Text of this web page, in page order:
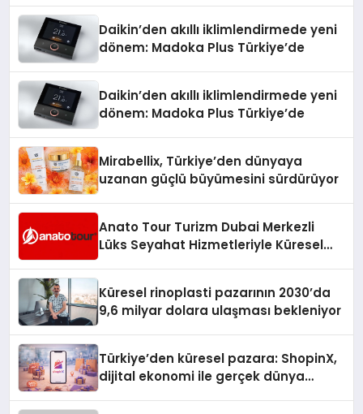
Daikin’den akıllı iklimlendirmede yeni
dönem: Madoka Plus Türkiye’de
Daikin’den akıllı iklimlendirmede yeni
dönem: Madoka Plus Türkiye’de
Mirabellix, Türkiye’den dünyaya
uzanan güçlü büyümesini sürdürüyor
Anato Tour Turizm Dubai Merkezli
Lüks Seyahat Hizmetleriyle Küresel
Küresel rinoplasti pazarının 2030’da
9,6 milyar dolara ulaşması bekleniyor
Türkiye’den küresel pazara: ShopinX,
dijital ekonomi ile gerçek dünya